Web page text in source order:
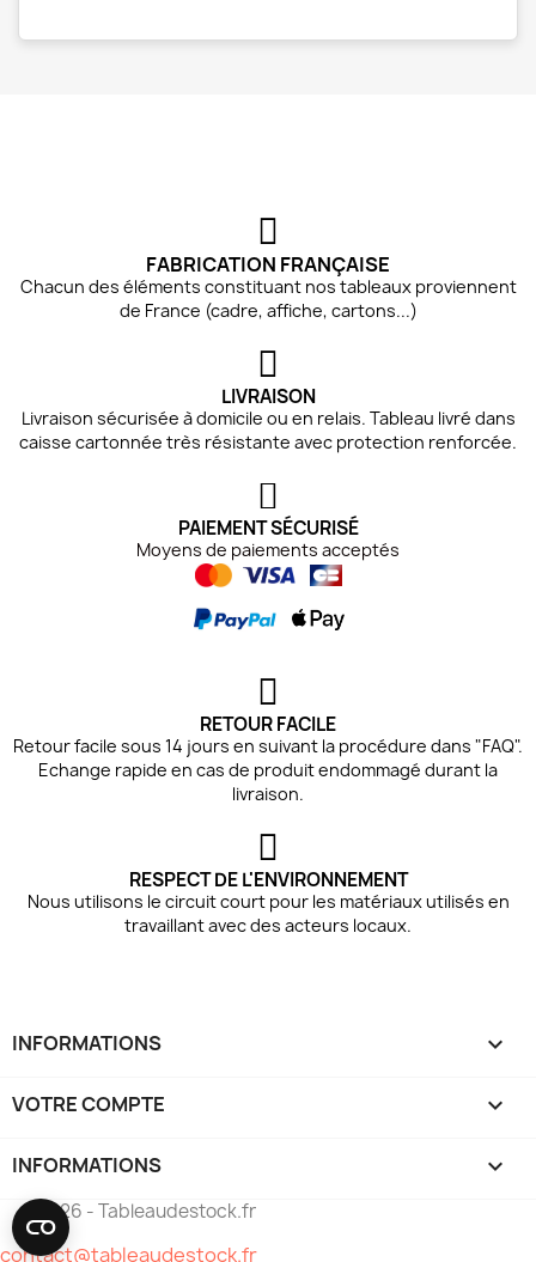
FABRICATION FRANÇAISE
Chacun des éléments constituant nos tableaux proviennent
de France (cadre, affiche, cartons...)
LIVRAISON
Livraison sécurisée à domicile ou en relais. Tableau livré dans
caisse cartonnée très résistante avec protection renforcée.
PAIEMENT SÉCURISÉ
Moyens de paiements acceptés
RETOUR FACILE
Retour facile sous 14 jours en suivant la procédure dans "FAQ".
Echange rapide en cas de produit endommagé durant la
livraison.
RESPECT DE L'ENVIRONNEMENT
Nous utilisons le circuit court pour les matériaux utilisés en
travaillant avec des acteurs locaux.
INFORMATIONS 
VOTRE COMPTE 
INFORMATIONS keyboard_arrow_down
© 2026 - Tableaudestock.fr
contact@tableaudestock.fr